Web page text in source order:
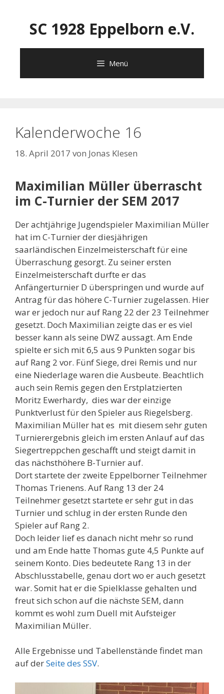
springenSC 1928 Eppelborn e.V.
Menü
Kalenderwoche 16
18. April 2017 von Jonas Klesen
Maximilian Müller überrascht
im C-Turnier der SEM 2017
Der achtjährige Jugendspieler Maximilian Müller
hat im C-Turnier der diesjährigen
saarländischen Einzelmeisterschaft für eine
Überraschung gesorgt. Zu seiner ersten
Einzelmeisterschaft durfte er das
Anfängerturnier D überspringen und wurde auf
Antrag für das höhere C-Turnier zugelassen. Hier
war er jedoch nur auf Rang 22 der 23 Teilnehmer
gesetzt. Doch Maximilian zeigte das er es viel
besser kann als seine DWZ aussagt. Am Ende
spielte er sich mit 6,5 aus 9 Punkten sogar bis
auf Rang 2 vor. Fünf Siege, drei Remis und nur
eine Niederlage waren die Ausbeute. Beachtlich
auch sein Remis gegen den Erstplatzierten
Moritz Ewerhardy, dies war der einzige
Punktverlust für den Spieler aus Riegelsberg.
Maximilian Müller hat es mit diesem sehr guten
Turnierergebnis gleich im ersten Anlauf auf das
Siegertreppchen geschafft und steigt damit in
das nächsthöhere B-Turnier auf.
Dort startete der zweite Eppelborner Teilnehmer
Thomas Trienens. Auf Rang 13 der 24
Teilnehmer gesetzt startete er sehr gut in das
Turnier und schlug in der ersten Runde den
Spieler auf Rang 2.
Doch leider lief es danach nicht mehr so rund
und am Ende hatte Thomas gute 4,5 Punkte auf
seinem Konto. Dies bedeutete Rang 13 in der
Abschlusstabelle, genau dort wo er auch gesetzt
war. Somit hat er die Spielklasse gehalten und
freut sich schon auf die nächste SEM, dann
kommt es wohl zum Duell mit Aufsteiger
Maximilian Müller.
Alle Ergebnisse und Tabellenstände findet man
auf derSeite des SSV.